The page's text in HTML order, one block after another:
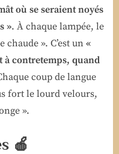
où se seraient noyés
». À chaque lampée, le
». C’est un «
à contretemps, quand
coup de langue
fort le lourd velours,
».
🍎